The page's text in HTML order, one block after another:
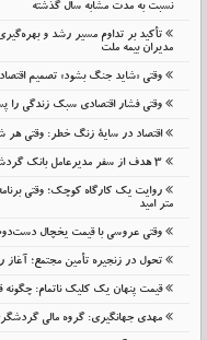
نسبت به مدت مشابه سال گذشته
تأکید بر تداوم مسیر رشد و
مدیران بیمه ملت
وقتی «شاید جنگ بشود» تصمیم
وقتی فشار اقتصادی سبک زندگی را پس
اقتصاد در سایهٔ زنگ خطر: وقتی هر
۳ هدف از سفر مدیرعامل بانک گردشگری به زنجان
روایت یک کارگاه کوچک؛ وقتی
متر امید
وقتی عروسی با قیمت یخچال
تحول در زنجیره تأمین مجتمع؛ آغاز
قیمت پنهان یک کلیک ناتمام: چگونه
مهدی جهانگیری: گروه مالی